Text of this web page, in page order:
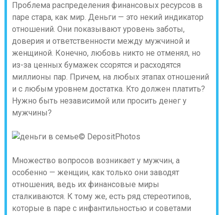
Проблема распределения финансовых ресурсов в
паре стара, как мир. Деньги — это некий индикатор
отношений. Они показывают уровень заботы,
доверия и ответственности между мужчиной и
женщиной. Конечно, любовь никто не отменял, но
из-за ценных бумажек ссорятся и расходятся
миллионы пар. Причем, на любых этапах отношений
и с любым уровнем достатка. Кто должен платить?
Нужно быть независимой или просить денег у
мужчины?
© DepositPhotos
Множество вопросов возникает у мужчин, а
особенно — женщин, как только они заводят
отношения, ведь их финансовые миры
сталкиваются. К тому же, есть ряд стереотипов,
которые в паре с инфантильностью и советами